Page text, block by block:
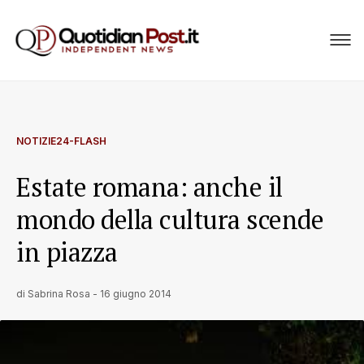
NOTIZIE24-FLASH
Estate romana: anche il
mondo della cultura scende
in piazza
di Sabrina Rosa - 16 giugno 2014